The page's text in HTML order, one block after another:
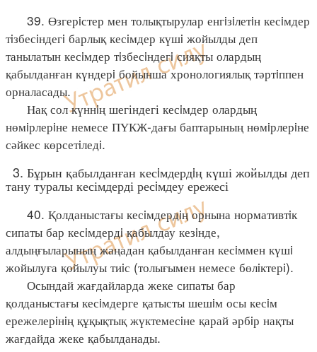
39. Өзгерiстер мен толықтырулар енгiзiлетiн кесiмдер
тiзбесiндегi барлық кесiмдер күшi жойылды деп
танылатын кесiмдер тiзбесiндегi сияқты олардың
қабылданған күндерi бойынша хронологиялық тәртiппен
орналасады.
Нақ сол күннiң шегіндегі кесiмдер олардың
нөмiрлерiне немесе ПҮКЖ-дағы баптарының нөмiрлерiне
сәйкес көрсетiледi.
3. Бұрын қабылданған кесiмдердiң күші жойылды деп
тану туралы кесімдерді ресiмдеу ережесі
40. Қолданыстағы кесiмдердiң орнына нормативтiк
сипаты бар кесiмдердi қабылдау кезiнде,
алдыңғыларының жаңадан қабылданған кесiммен күшi
жойылуға қойылуы тиiс (толығымен немесе бөлiктерi).
Осындай жағдайларда жеке сипаты бар
қолданыстағы кесiмдерге қатысты шешiм осы кесiм
ережелерiнiң құқықтық жүктемесiне қарай әрбiр нақты
жағдайда жеке қабылданады.